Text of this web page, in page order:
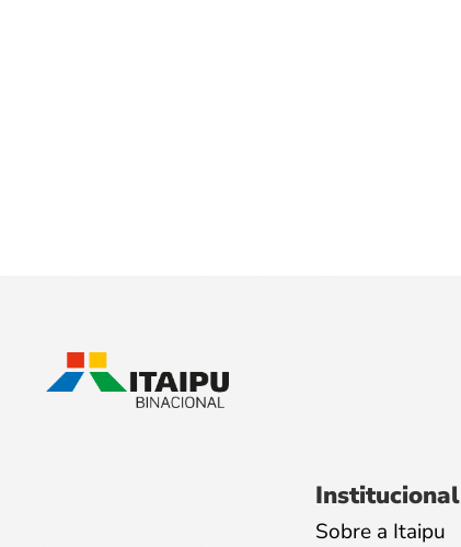
Institucional
Sobre a Itaipu